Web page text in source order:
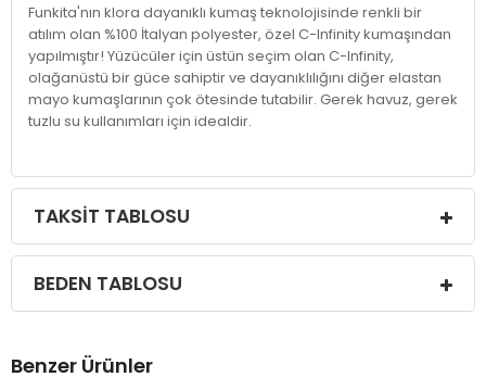
Funkita'nın klora dayanıklı kumaş teknolojisinde renkli bir
atılım olan %100 İtalyan polyester, özel C-Infinity kumaşından
yapılmıştır! Yüzücüler için üstün seçim olan C-Infinity,
olağanüstü bir güce sahiptir ve dayanıklılığını diğer elastan
mayo kumaşlarının çok ötesinde tutabilir. Gerek havuz, gerek
tuzlu su kullanımları için idealdir.
TAKSIT TABLOSU
BEDEN TABLOSU
Benzer Ürünler